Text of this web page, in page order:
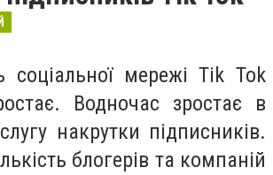
соціальної мережі Tik Tok
Водночас зростає в
накрутки підписників.
блогерів та компаній